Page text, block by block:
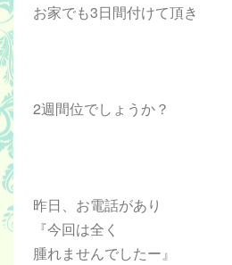
お家でも3日間付けて頂き
2週間位でしょうか？
昨日、お電話があり
『今回は全く
腫れませんでしたー』